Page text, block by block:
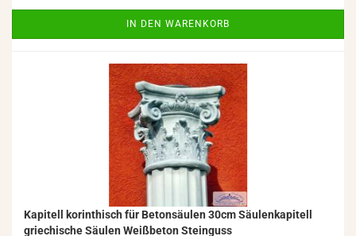
IN DEN WARENKORB
Ka­pi­tell ko­rin­thisch für Be­ton­säu­len 30cm Säu­len­ka­pi­tell
grie­chi­sche Säu­len Weiß­be­ton Stein­guss